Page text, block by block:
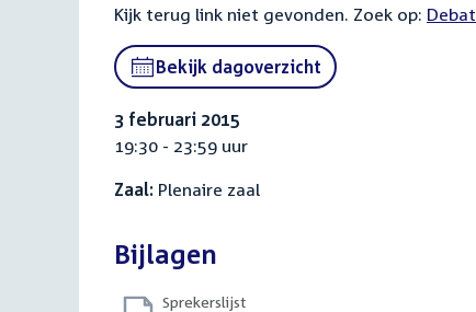
Kijk terug link niet gevonden. Zoek op:
Bekijk dagoverzicht
3 februari 2015
19:30 - 23:59 uur
Zaal: Plenaire zaal
Bijlagen
Sprekerslijst